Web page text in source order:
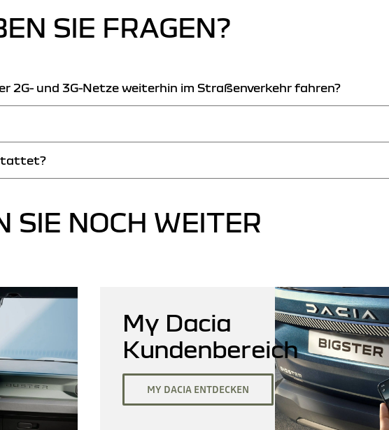
SIE FRAGEN?
2G- und 3G-Netze weiterhin im Straßenverkehr fahren?
zugelassenen Fahrzeuge können nach dem Abschalten der 2G- und 3G-Netze
Klassen M1 (Personenkraftwagen) und N1 (leichte Nutzfahrzeuge) vorhanden ist, die seit
sich dort eine „SOS“-Taste befindet, verfügt das Fahrzeug über die eCall-Funktion.
SIE NOCH WEITER
My Dacia
Kundenbereich
MY DACIA ENTDECKEN